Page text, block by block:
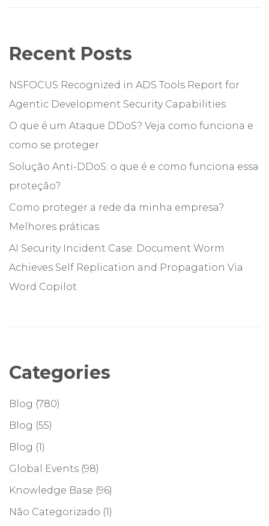
Recent Posts
NSFOCUS Recognized in ADS Tools Report for
Agentic Development Security Capabilities
O que é um Ataque DDoS? Veja como funciona e
como se proteger
Solução Anti-DDoS: o que é e como funciona essa
proteção?
Como proteger a rede da minha empresa?
Melhores práticas
AI Security Incident Case: Document Worm
Achieves Self Replication and Propagation Via
Word Copilot
Categories
Blog (780)
Blog (55)
Blog (1)
Global Events (98)
Knowledge Base (96)
Não Categorizado (1)